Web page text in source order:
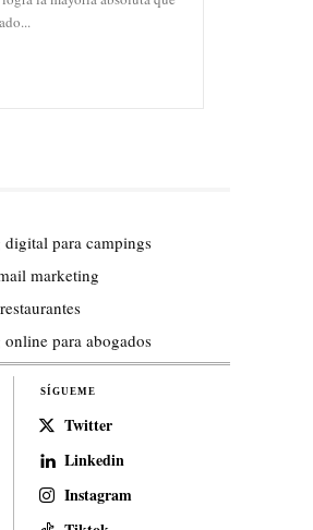
para campings
marketing
para abogados
SÍGUEME
Twitter
Linkedin
Instagram